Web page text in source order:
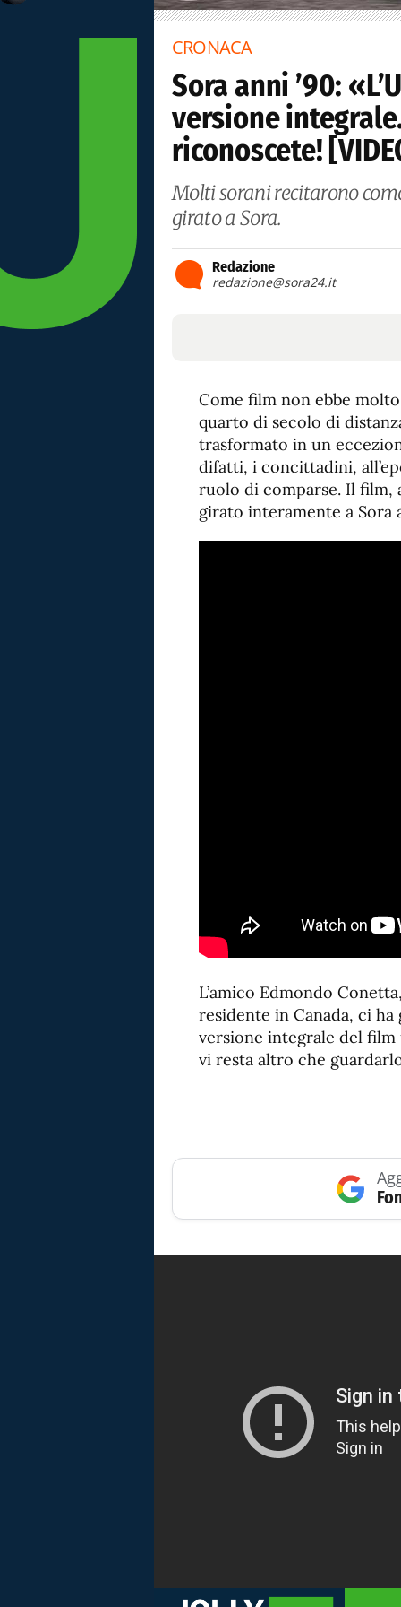
CRONACA
Sora anni ’90:
versione
riconoscete!
Molti sorani recitarono
girato a Sora.
Redazione
redazione@sora24.it
Come film non ebbe
quarto di secolo di
trasformato in un
difatti, i concittadini,
ruolo di comparse. Il film,
girato interamente a Sora
L’amico Edmondo
residente in Canada, ci
versione integrale del
vi resta altro che